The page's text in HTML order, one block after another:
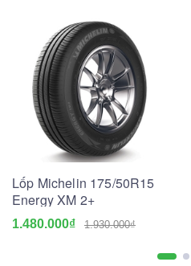
Lốp Michelin 175/50R15
Energy XM 2+
1.480.000₫ 1.930.000₫